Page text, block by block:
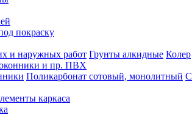
покраску
и наружных работ Грунты алкидные Колер
и пр. ПВХ
Поликарбонат сотовый, монолитный
каркаса